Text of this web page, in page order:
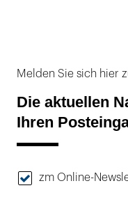
Melden Sie sich hier
Die aktuellen
Ihren
zm Online-